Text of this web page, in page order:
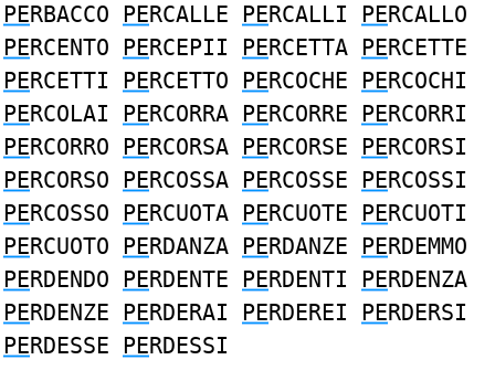
PERBACCO PERCALLE PERCALLI PERCALLO
PERCENTO PERCEPII PERCETTA PERCETTE
PERCETTI PERCETTO PERCOCHE PERCOCHI
PERCOLAI PERCORRA PERCORRE PERCORRI
PERCORRO PERCORSA PERCORSE PERCORSI
PERCORSO PERCOSSA PERCOSSE PERCOSSI
PERCOSSO PERCUOTA PERCUOTE PERCUOTI
PERCUOTO PERDANZA PERDANZE PERDEMMO
PERDENDO PERDENTE PERDENTI PERDENZA
PERDENZE PERDERAI PERDEREI PERDERSI
PERDESSE PERDESSI